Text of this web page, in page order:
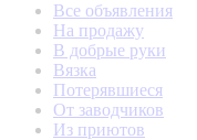
Все объявления
На продажу
В добрые руки
Вязка
Потерявшиеся
От заводчиков
Из приютов